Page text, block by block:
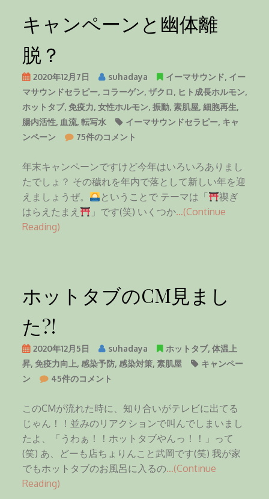
キャンペーンと幽体離
脱？
2020年12月7日 suhadaya イーマサウンド, イー
マサウンドセラピー, コラーゲン, ザクロ, ヒト成長ホルモン,
ホットタブ, 免疫力, 女性ホルモン, 振動, 素肌屋, 細胞再生,
腸内活性, 血流, 転写水 イーマサウンドセラピー, キャ
ンペーン
キ
ン
ー
ン
と
へ
の
75件のコメント
年末キャンペーンですけど今年はいろいろありまし
たでしょ？ その穢れを年内で落として新しい年を迎
えましょうぜ。
ということで テーマは「
禊ぎ
はらえたまえ
」です(笑) いくつか…(Continue
Reading)
ホットタブのCM見まし
た?!
2020年12月5日 suhadaya ホットタブ, 体温上
昇, 免疫力向上, 感染予防, 感染対策, 素肌屋
キャンペー
ン
ホ
ト
ブ
C
M
見
45件のコメント
このCMが流れた時に、知り合いがテレビに出てる
じゃん！！並みのリアクションで叫んでしまいまし
たよ、「うわぁ！！ホットタブやんっ！！」って
(笑) あ、どーも店ちょりんこと武岡です(笑) 我が家
でもホットタブのお風呂に入るの…(Continue
Reading)